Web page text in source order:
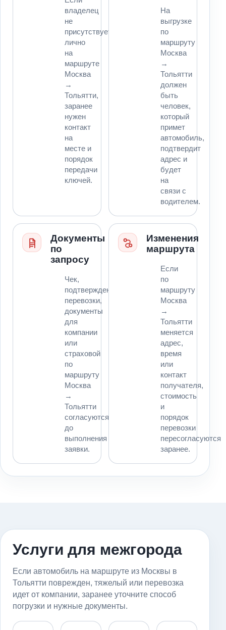
владелец
не
присутствует
лично
на
маршруте
Москва
→
Тольятти,
заранее
нужен
контакт
на
месте и
порядок
передачи
ключей.
На
выгрузке
по
маршруту
Москва
→
Тольятти
должен
быть
человек,
который
примет
автомобиль,
подтвердит
адрес и
будет
на
связи с
водителем.
Документы
по
запросу
Чек,
подтверждение
перевозки,
документы
для
компании
или
страховой
по
маршруту
Москва
→
Тольятти
согласуются
до
выполнения
заявки.
Изменения
маршрута
Если
по
маршруту
Москва
→
Тольятти
меняется
адрес,
время
или
контакт
получателя,
стоимость
и
порядок
перевозки
пересогласуются
заранее.
Услуги для межгорода
Если автомобиль на маршруте из Москвы в
Тольятти поврежден, тяжелый или перевозка
идет от компании, заранее уточните способ
погрузки и нужные документы.